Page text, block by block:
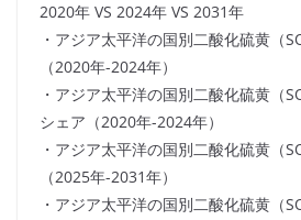
2020年 VS 2024年 VS 2031年
・アジア太平洋の国別二酸化硫黄（
（2020年-2024年）
・アジア太平洋の国別二酸化硫黄（
シェア（2020年-2024年）
・アジア太平洋の国別二酸化硫黄（
（2025年-2031年）
・アジア太平洋の国別二酸化硫黄（